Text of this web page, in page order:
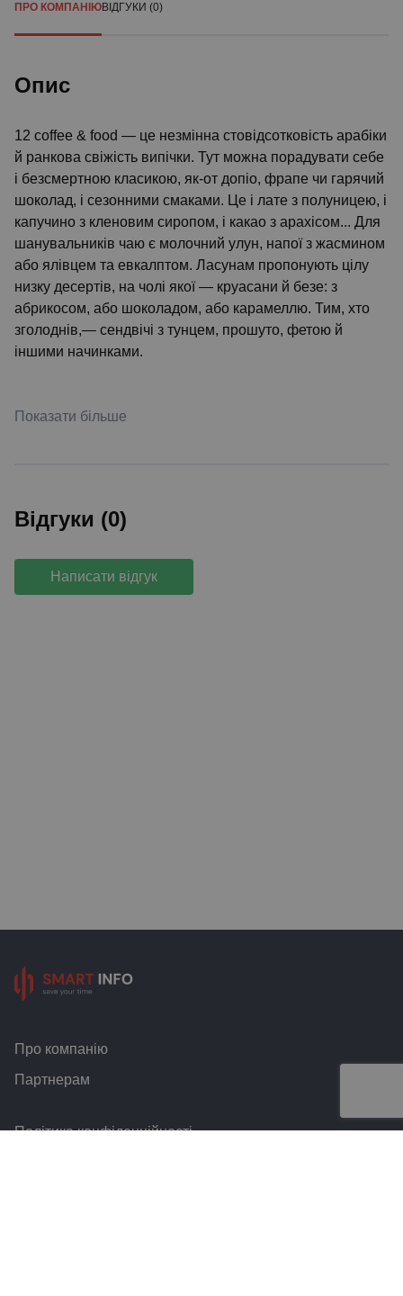
ПРО КОМПАНІЮВІДГУКИ (0)
Опис
12 coffee & food — це незмінна стовідсотковість арабіки
й ранкова свіжість випічки. Тут можна порадувати себе
і безсмертною класикою, як-от допіо, фрапе чи гарячий
шоколад, і сезонними смаками. Це і лате з полуницею, і
капучино з кленовим сиропом, і какао з арахісом... Для
шанувальників чаю є молочний улун, напої з жасмином
або ялівцем та евкалптом. Ласунам пропонують цілу
низку десертів, на чолі якої — круасани й безе: з
абрикосом, або шоколадом, або карамеллю. Тим, хто
зголоднів,— сендвічі з тунцем, прошуто, фетою й
іншими начинками.
Показати більше
Відгуки (0)
Написати відгук
Про компанію
Партнерам
Політика конфіденційності